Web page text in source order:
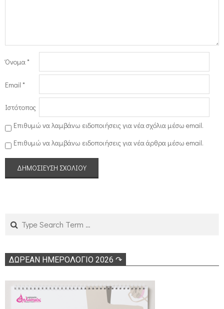
Όνομα*
Email *
Ιστότοπος
Επιθυμώ να λαμβάνω ειδοποιήσεις για νέα σχόλια μέσω email.
Επιθυμώ να λαμβάνω ειδοποιήσεις για νέα άρθρα μέσω email.
Search
ΔΩΡΕΑΝ ΗΜΕΡΟΛΟΓΙΟ 2026 ↷